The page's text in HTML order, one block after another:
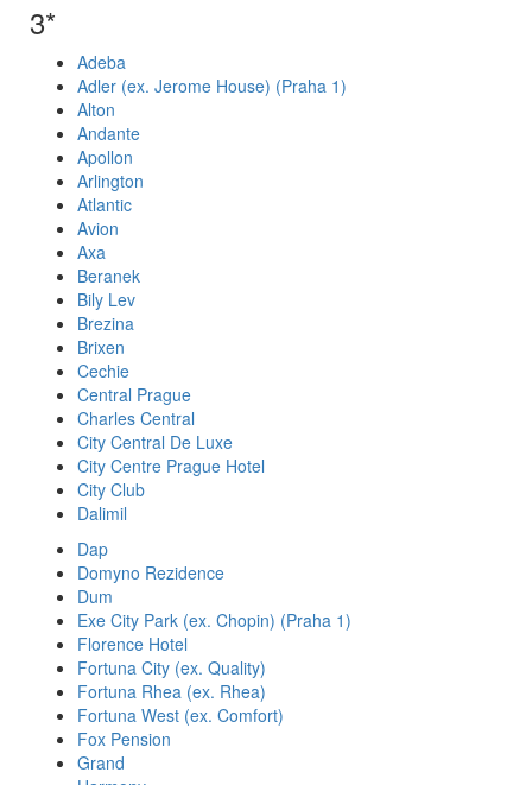
3*
Adeba
Adler (ex. Jerome House) (Praha 1)
Alton
Andante
Apollon
Arlington
Atlantic
Avion
Axa
Beranek
Bily Lev
Brezina
Brixen
Cechie
Central Prague
Charles Central
City Central De Luxe
City Centre Prague Hotel
City Club
Dalimil
Dap
Domyno Rezidence
Dum
Exe City Park (ex. Chopin) (Praha 1)
Florence Hotel
Fortuna City (ex. Quality)
Fortuna Rhea (ex. Rhea)
Fortuna West (ex. Comfort)
Fox Pension
Grand